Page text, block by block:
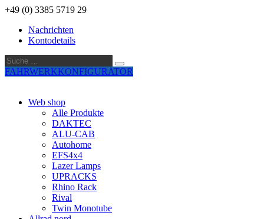
+49 (0) 3385 5719 29
Nachrichten
Kontodetails
Suche
…
Suche
FAHRWERKKONFIGURATOR
Web shop
Alle Produkte
DAKTEC
ALU-CAB
Autohome
EFS4x4
Lazer Lamps
UPRACKS
Rhino Rack
Rival
Twin Monotube